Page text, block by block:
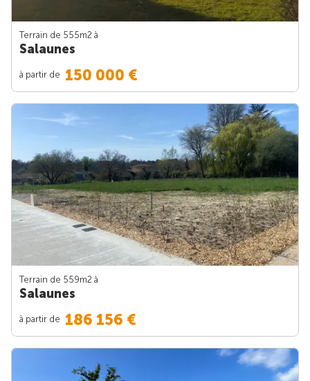
Terrain de 555m2 à
Salaunes
à partir de 150 000 €
Terrain de 559m2 à
Salaunes
à partir de 186 156 €